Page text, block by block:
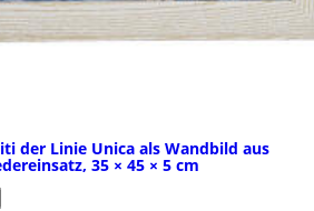
der Linie Unica als Wandbild aus
35 × 45 × 5 cm